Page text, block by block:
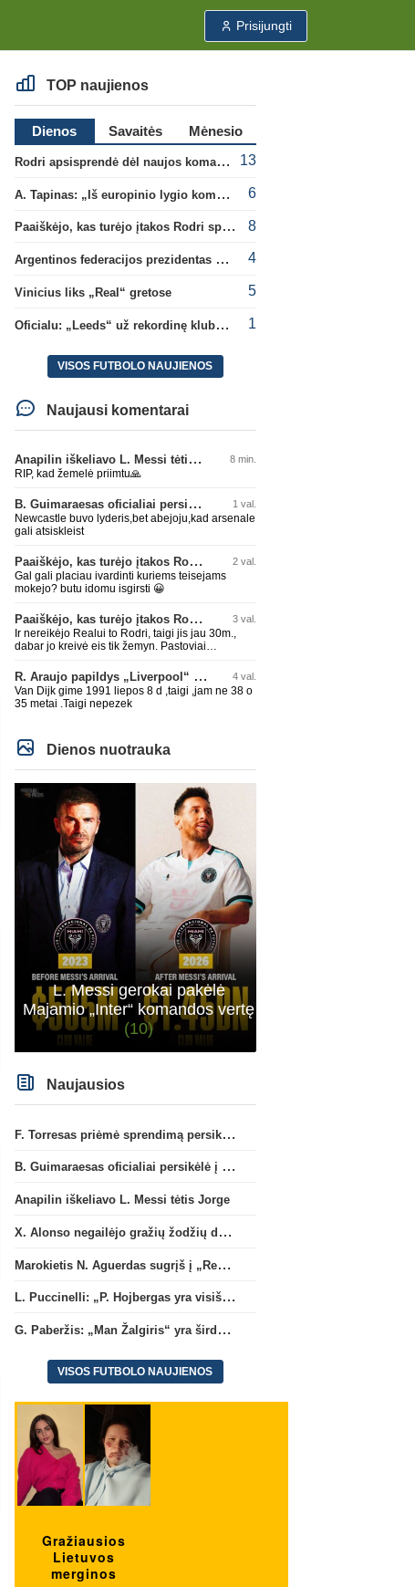
Prisijungti
TOP naujienos
Dienos Savaitės
Mėnesio
Rodri apsisprendė dėl naujos komandos
13
A. Tapinas: „Iš europinio lygio komandos gavom gerų pamokų“ 6
Paaiškėjo, kas turėjo įtakos Rodri sprendimui pasirinkti Barselonos pusę 8
Argentinos federacijos prezidentas C. Tapia negailėjo pagyrų G. Infantino 4
Vinicius liks „Real“ gretose 5
Oficialu: „Leeds“ už rekordinę klubui sumą įsigijo Anglijos rinktinės vartininką 1
VISOS FUTBOLO NAUJIENOS
Naujausi komentarai
Anapilin iškeliavo L. Messi tėtis Jorge 8 min.
RIP, kad žemelė priimtu🙏
B. Guimaraesas oficialiai persikėlė į „Arsenal“ klubą 1 val.
Newcastle buvo lyderis,bet abejoju,kad arsenale
gali atsiskleist
Paaiškėjo, kas turėjo įtakos Rodri sprendimui pasirinkti Barselonos pusę 2 val.
Gal gali placiau ivardinti kuriems teisejams
mokejo? butu idomu isgirsti 😀
Paaiškėjo, kas turėjo įtakos Rodri sprendimui pasirinkti Barselonos pusę 3 val.
Ir nereikėjo Realui to Rodri, taigi jis jau 30m.,
dabar jo kreivė eis tik žemyn. Pastoviai
darysis nugaros operaciją, tai kada grįš į aikštę?
Po pusės metų? Ne ne ačiū. Viskas gerai, Real
turi ir geresnių opcijų, Mauras viską sustatys į
vietas. Jeigu jis iš tikro būtų buvęs reikalingas,
galės su savo korešais iš rinktinės kartu pažaisti
R. Araujo papildys „Liverpool“ klubą 4 val.
Van Dijk gime 1991 liepos 8 d ,taigi ,jam ne 38 o
35 metai .Taigi nepezek
Dienos nuotrauka
L. Messi gerokai pakėlė
Majamio „Inter“ komandos vertę
(10)
Naujausios
F. Torresas priėmė sprendimą persikelti į PSG ekipą
B. Guimaraesas oficialiai persikėlė į „Arsenal“ klubą
Anapilin iškeliavo L. Messi tėtis Jorge
X. Alonso negailėjo gražių žodžių dabartiniam savo klubui „Chelsea“
Marokietis N. Aguerdas sugrįš į „Real Sociedad“ klubą
L. Puccinelli: „P. Hojbergas yra visiškai susitelkęs darbui Marselyje“
G. Paberžis: „Man Žalgiris“ yra širdyje“
VISOS FUTBOLO NAUJIENOS